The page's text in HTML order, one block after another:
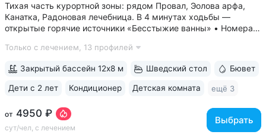
Тихая часть курортной зоны: рядом Провал, Эолова арфа,
Канатка, Радоновая лечебница. В 4 минутах ходьбы —
открытые горячие источники «Бесстыжие ванны» • Номера
виден Эльбрус и Кавказский хребет. Есть номера с балконом
Только с лечением, 13 профилей
от 4950 ₽
сут/чел, с лечением
Выбрать
Закрытый бассейн 12х8 м Шведский стол Бювет
Дети с 2 лет Кондиционер Детская комната ещё 3